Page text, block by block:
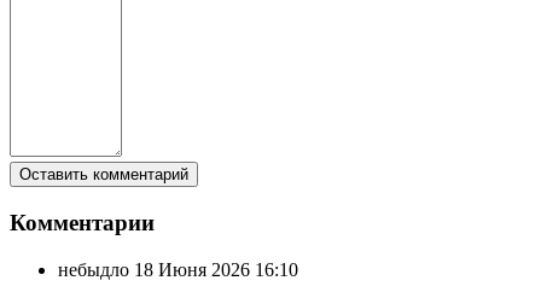
Комментарии
небыдло 18 Июня 2026 16:10